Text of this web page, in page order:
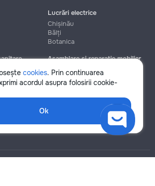
cookies. Prin continuarea
acordul asupra folosirii cookie-
Ok
Lucrări electrice
Chișinău
Bălți
Botanica
Asamblare și reparație mobilier
Chișinău
Botanica
și instalare